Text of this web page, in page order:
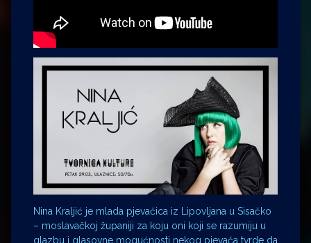
Nina Kraljić je mlada pjevačica iz Lipovljana u Sisačko
– moslavačkoj županiji za koju oni koji se razumiju u
glazbu i glasovne mogućnosti nekog pjevača tvrde da